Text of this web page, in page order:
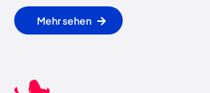
Mehr sehen